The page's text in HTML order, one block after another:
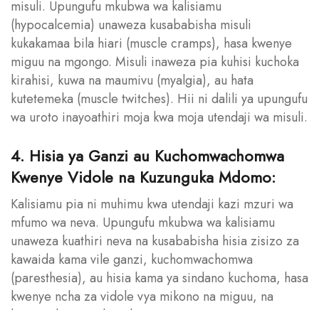
misuli. Upungufu mkubwa wa kalisiamu
(hypocalcemia) unaweza kusababisha misuli
kukakamaa bila hiari (muscle cramps), hasa kwenye
miguu na mgongo. Misuli inaweza pia kuhisi kuchoka
kirahisi, kuwa na maumivu (myalgia), au hata
kutetemeka (muscle twitches). Hii ni dalili ya upungufu
wa uroto inayoathiri moja kwa moja utendaji wa misuli.
4. Hisia ya Ganzi au Kuchomwachomwa
Kwenye Vidole na Kuzunguka Mdomo:
Kalisiamu pia ni muhimu kwa utendaji kazi mzuri wa
mfumo wa neva. Upungufu mkubwa wa kalisiamu
unaweza kuathiri neva na kusababisha hisia zisizo za
kawaida kama vile ganzi, kuchomwachomwa
(paresthesia), au hisia kama ya sindano kuchoma, hasa
kwenye ncha za vidole vya mikono na miguu, na